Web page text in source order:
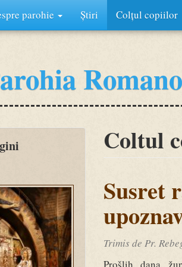
parohie Știri Colțul copiilor
Coltul
Susret
Trimis de Pr.